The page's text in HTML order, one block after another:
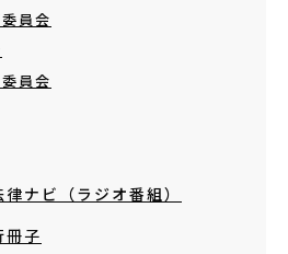
員会
員会
ナビ（ラジオ番組）
冊子